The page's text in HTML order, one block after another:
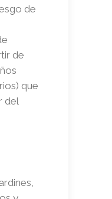
de
de
que
del